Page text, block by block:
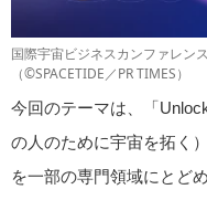
国際宇宙ビジネスカンファレン
（©SPACETIDE／PR TIMES）
今回のテーマは、「
の人のために宇宙を拓く
を一部の専門領域にとど